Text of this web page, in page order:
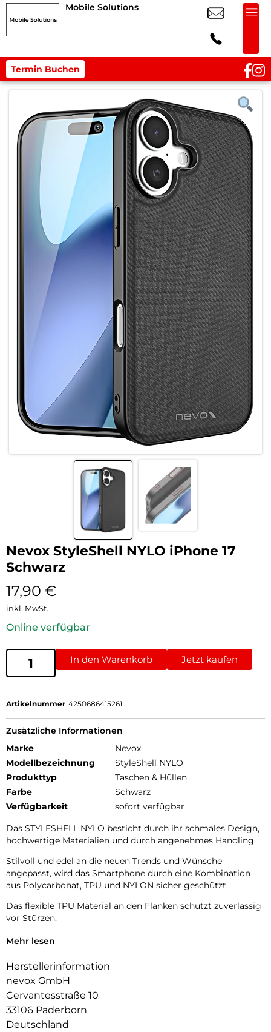
Mobile Solutions
Termin Buchen
Nevox StyleShell NYLO iPhone 17
Schwarz
17,90 €
inkl. MwSt.
Online verfügbar
In den Warenkorb Jetzt kaufen
Artikelnummer 4250686415261
Zusätzliche Informationen
Marke
Nevox
Modellbezeichnung
StyleShell NYLO
Produkttyp
Taschen & Hüllen
Farbe
Schwarz
Verfügbarkeit
sofort verfügbar
Das STYLESHELL NYLO besticht durch ihr schmales Design,
hochwertige Materialien und durch angenehmes Handling.
Stilvoll und edel an die neuen Trends und Wünsche
angepasst, wird das Smartphone durch eine Kombination
aus Polycarbonat, TPU und NYLON sicher geschützt.
Das flexible TPU Material an den Flanken schützt zuverlässig
vor Stürzen.
Das Display ist durch die seitlichen Flanken geschützt.
geschützt.
Die Anschlüsse, Knöpfe und Kamera bleiben voll zugänglich.
Hochwertiges Schmutzabweisendes Material und langlebige
Zusammensetzung der Materialien.
Mehr lesen
Herstellerinformation
nevox GmbH
Cervantesstraße 10
33106 Paderborn
Deutschland